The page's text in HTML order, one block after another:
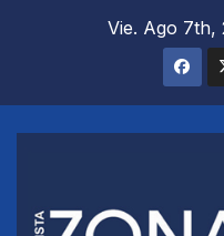
Vie. Ago 7th,